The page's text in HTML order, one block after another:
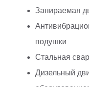
Запираемая
подушки
Стальная
Дизельный